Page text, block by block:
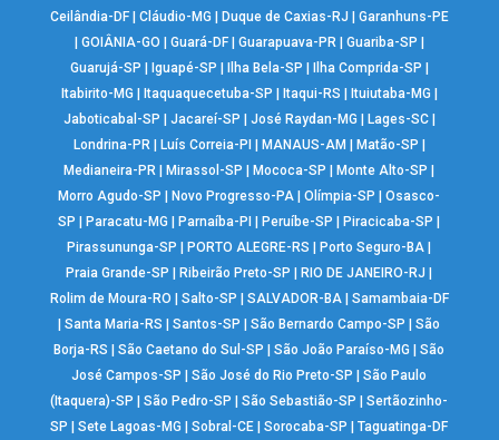
Ceilândia-DF| Cláudio-MG | Duque de Caxias-RJ | Garanhuns-PE
| GOIÂNIA-GO | Guará-DF| Guarapuava-PR | Guariba-SP |
Guarujá-SP | Iguapé-SP | Ilha Bela-SP | Ilha Comprida-SP |
Itabirito-MG | Itaquaquecetuba-SP | Itaqui-RS | Ituiutaba-MG |
Jaboticabal-SP | Jacareí-SP | José Raydan-MG | Lages-SC|
Londrina-PR | Luís Correia-PI | MANAUS-AM | Matão-SP |
Medianeira-PR |Mirassol-SP |Mococa-SP |Monte Alto-SP |
Morro Agudo-SP |Novo Progresso-PA |Olímpia-SP |Osasco-
SP |Paracatu-MG |Parnaíba-PI |Peruíbe-SP |Piracicaba-SP |
Pirassununga-SP |PORTO ALEGRE-RS |Porto Seguro-BA |
Praia Grande-SP |Ribeirão Preto-SP |RIO DE JANEIRO-RJ |
Rolim de Moura-RO | Salto-SP | SALVADOR-BA| Samambaia-DF
|Santa Maria-RS |Santos-SP |São Bernardo Campo-SP |São
Borja-RS |São Caetano do Sul-SP |São João Paraíso-MG |São
José Campos-SP |São José do Rio Preto-SP |São Paulo
(Itaquera)-SP |São Pedro-SP |São Sebastião-SP |Sertãozinho-
SP |Sete Lagoas-MG |Sobral-CE |Sorocaba-SP |Taguatinga-DF